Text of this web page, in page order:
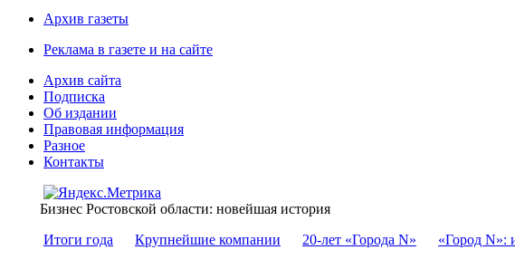
Архив газеты
Реклама в газете и на сайте
Архив сайта
Подписка
Об издании
Правовая информация
Разное
Контакты
Бизнес Ростовской области: новейшая история
Итоги года
Крупнейшие компании 20-лет «Города N» «Город N»: